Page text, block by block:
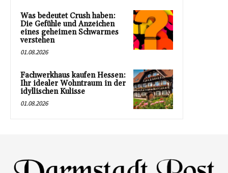
Was bedeutet Crush haben:
Die Gefühle und Anzeichen
eines geheimen Schwarmes
verstehen
01.08.2026
Fachwerkhaus kaufen Hessen:
Ihr idealer Wohntraum in der
idyllischen Kulisse
01.08.2026